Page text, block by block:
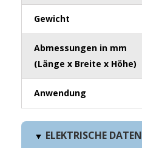
Gewicht
Abmessungen in mm
(Länge x Breite x Höhe)
Anwendung
ELEKTRISCHE DATEN